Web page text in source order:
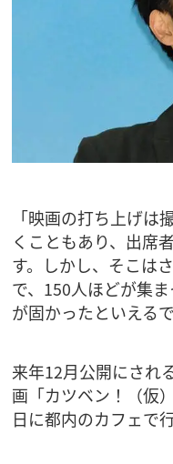
「映画の打ち上げは
くこともあり、出席
す。しかし、そこは
で、150人ほどが集
が固かったといえる
来年12月公開にされ
画「カツベン！（仮
日に都内のカフェで